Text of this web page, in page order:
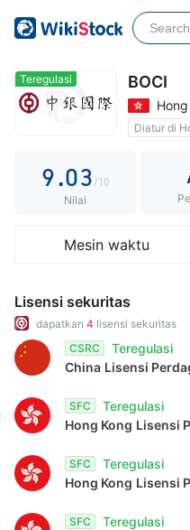
Teregulasi BOCI
Diatur di
4
6
7
9.0
1
2
4
5
6
7
8
9
1
3
4
5
7
8
9
/10
Nilai
Mesin waktu
Lisensi sekuritas
dapatkan 4 lisensi sekuritas
CSRC
Teregulasi
China Lisensi
SFC
Teregulasi
Hong Kong Lisensi
SFC
Teregulasi
Hong Kong Lisensi
SFC
Teregulasi